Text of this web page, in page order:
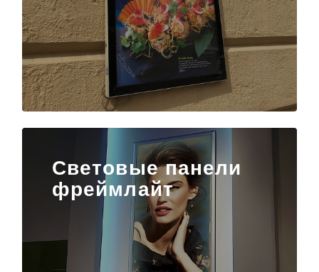
Световые панели
фреймлайт